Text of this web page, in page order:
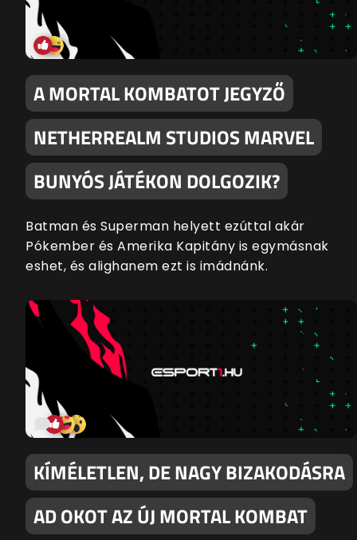
A MORTAL KOMBATOT JEGYZŐ
NETHERREALM STUDIOS MARVEL
BUNYÓS JÁTÉKON DOLGOZIK?
Batman és Superman helyett ezúttal akár
Pókember és Amerika Kapitány is egymásnak
eshet, és alighanem ezt is imádnánk.
KÍMÉLETLEN, DE NAGY BIZAKODÁSRA
AD OKOT AZ ÚJ MORTAL KOMBAT